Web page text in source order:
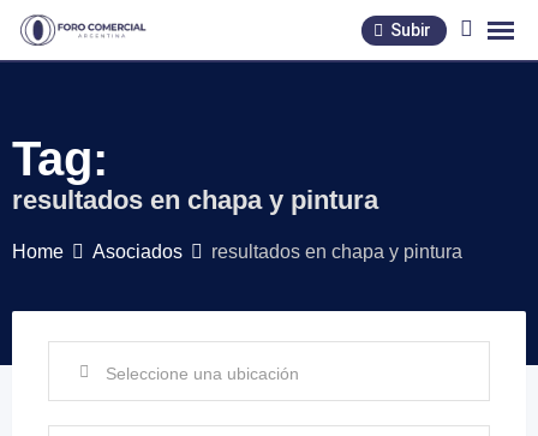
Skip
Subir
Tag:
resultados en chapa y pintura
Home Asociados resultados en chapa y pintura